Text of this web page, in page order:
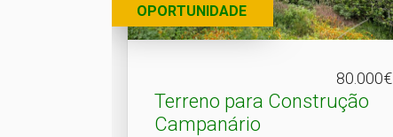
OPORTUNIDADE
80.000€
Terreno para Construção
Campanário